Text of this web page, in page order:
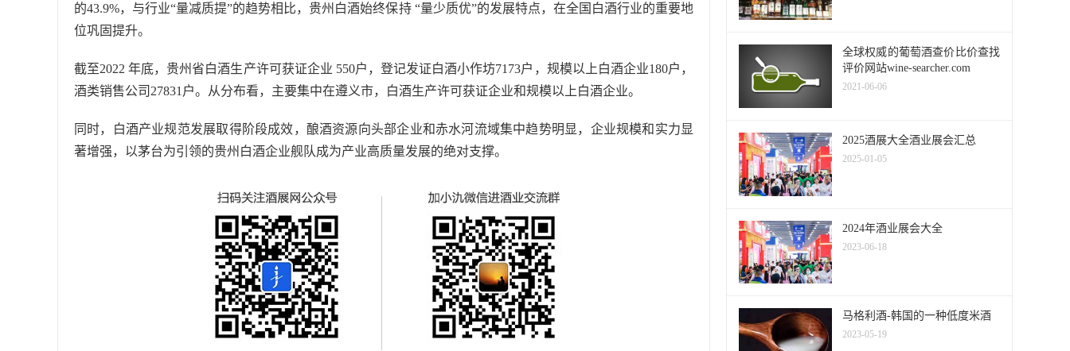
的43.9%，与行业“量减质提”的趋势相比，贵州白酒始终保持 “量少质优”的发展特点，在全国白酒行业的重要地
位巩固提升。
截至2022 年底，贵州省白酒生产许可获证企业 550户，登记发证白酒小作坊7173户，规模以上白酒企业180户，
酒类销售公司27831户。从分布看，主要集中在遵义市，白酒生产许可获证企业和规模以上白酒企业。
同时，白酒产业规范发展取得阶段成效，酿酒资源向头部企业和赤水河流域集中趋势明显，企业规模和实力显
著增强，以茅台为引领的贵州白酒企业舰队成为产业高质量发展的绝对支撑。
全球权威的葡萄酒查价比价查找
评价网站wine-searcher.com
2021-06-06
2025酒展大全酒业展会汇总
2025-01-05
2024年酒业展会大全
2023-06-18
马格利酒-韩国的一种低度米酒
2023-05-19